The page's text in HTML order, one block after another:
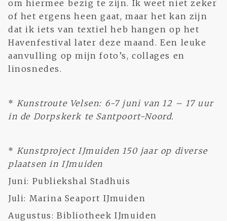
om hiermee bezig te zijn. Ik weet niet zeker
of het ergens heen gaat, maar het kan zijn
dat ik iets van textiel heb hangen op het
Havenfestival later deze maand. Een leuke
aanvulling op mijn foto’s, collages en
linosnedes.
*Kunstroute Velsen: 6-7 juni van 12 – 17 uur
in de Dorpskerk te Santpoort-Noord.
*Kunstproject IJmuiden 150 jaar op diverse
plaatsen in IJmuiden
Juni: Publiekshal Stadhuis
Juli: Marina Seaport IJmuiden
Augustus: Bibliotheek IJmuiden